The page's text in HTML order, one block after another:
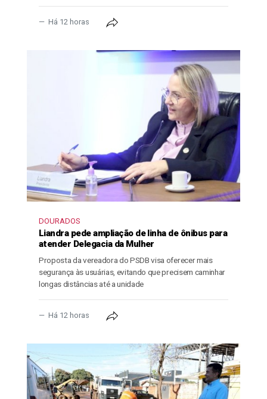
Há 12 horas
DOURADOS
Liandra pede ampliação de linha de ônibus para
atender Delegacia da Mulher
Proposta da vereadora do PSDB visa oferecer mais
segurança às usuárias, evitando que precisem caminhar
longas distâncias até a unidade
Há 12 horas